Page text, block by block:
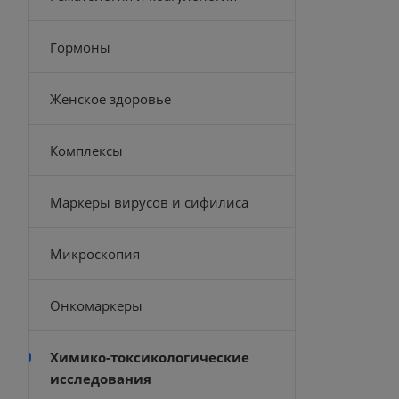
Гормоны
Женское здоровье
Комплексы
Маркеры вирусов и сифилиса
Микроскопия
Онкомаркеры
Химико-токсикологические
исследования